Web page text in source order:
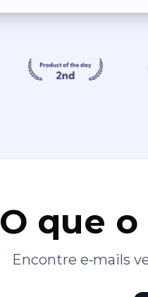
O que
Encontre e‑mails